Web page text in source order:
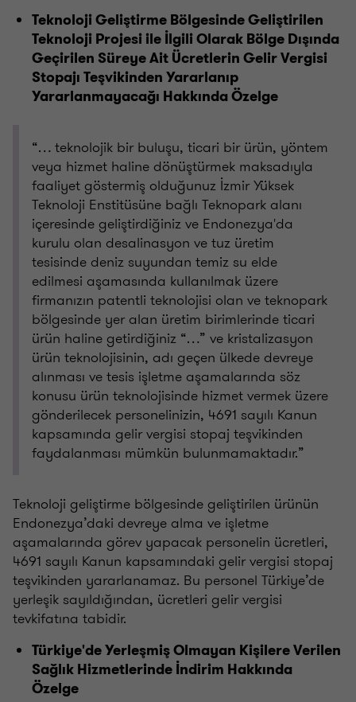
Teknoloji Geliştirme Bölgesinde Geliştirilen
Teknoloji Projesi ile İlgili Olarak Bölge Dışında
Geçirilen Süreye Ait Ücretlerin Gelir Vergisi
Stopajı Teşvikinden Yararlanıp
Yararlanmayacağı Hakkında Özelge
“… teknolojik bir buluşu, ticari bir ürün, yöntem
veya hizmet haline dönüştürmek maksadıyla
faaliyet göstermiş olduğunuz İzmir Yüksek
Teknoloji Enstitüsüne bağlı Teknopark alanı
içeresinde geliştirdiğiniz ve Endonezya'da
kurulu olan desalinasyon ve tuz üretim
tesisinde deniz suyundan temiz su elde
edilmesi aşamasında kullanılmak üzere
firmanızın patentli teknolojisi olan ve teknopark
bölgesinde yer alan üretim birimlerinde ticari
ürün haline getirdiğiniz “…” ve kristalizasyon
ürün teknolojisinin, adı geçen ülkede devreye
alınması ve tesis işletme aşamalarında söz
konusu ürün teknolojisinde hizmet vermek üzere
gönderilecek personelinizin, 4691 sayılı Kanun
kapsamında gelir vergisi stopaj teşvikinden
faydalanması mümkün bulunmamaktadır.”
Teknoloji geliştirme bölgesinde geliştirilen ürünün
Endonezya’daki devreye alma ve işletme
aşamalarında görev yapacak personelin ücretleri,
4691 sayılı Kanun kapsamındaki gelir vergisi stopaj
teşvikinden yararlanamaz. Bu personel Türkiye’de
yerleşik sayıldığından, ücretleri gelir vergisi
tevkifatına tabidir.
Türkiye'de Yerleşmiş Olmayan Kişilere Verilen
Sağlık Hizmetlerinde İndirim Hakkında
Özelge